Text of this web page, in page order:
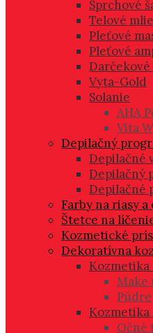
Sprchové
Telové
Pleťové
Pleťové
Vyta-Gold
Solanie
AHA
Vita
Depilačný
Depilačné
Depilačný
Depilačné
Farby na riasy a
Štetce na
Kozmetické
Dekoratívna
Kozmetika
Make
Púdre
Kozmetika
Očné